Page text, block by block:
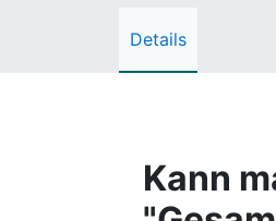
Details
Kann